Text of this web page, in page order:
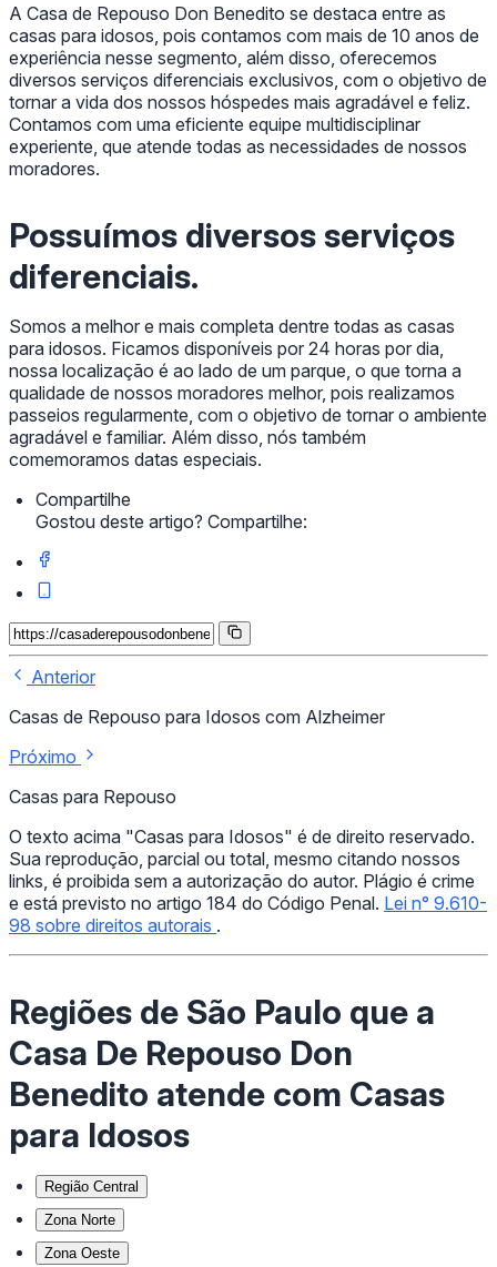
A Casa de Repouso Don Benedito se destaca entre as
casas para idosos, pois contamos com mais de 10 anos de
experiência nesse segmento, além disso, oferecemos
diversos serviços diferenciais exclusivos, com o objetivo de
tornar a vida dos nossos hóspedes mais agradável e feliz.
Contamos com uma eficiente equipe multidisciplinar
experiente, que atende todas as necessidades de nossos
moradores.
Possuímos diversos serviços
diferenciais.
Somos a melhor e mais completa dentre todas as casas
para idosos. Ficamos disponíveis por 24 horas por dia,
nossa localização é ao lado de um parque, o que torna a
qualidade de nossos moradores melhor, pois realizamos
passeios regularmente, com o objetivo de tornar o ambiente
agradável e familiar. Além disso, nós também
comemoramos datas especiais.
Compartilhe
Gostou deste artigo? Compartilhe:
Anterior
Casas de Repouso para Idosos com Alzheimer
Próximo
Casas para Repouso
O texto acima "Casas para Idosos" é de direito reservado.
Sua reprodução, parcial ou total, mesmo citando nossos
links, é proibida sem a autorização do autor. Plágio é crime
e está previsto no artigo 184 do Código Penal. Lei n° 9.610-
98 sobre direitos autorais .
Regiões de São Paulo que a
Casa De Repouso Don
Benedito atende com Casas
para Idosos
Região Central
Zona Norte
Zona Oeste